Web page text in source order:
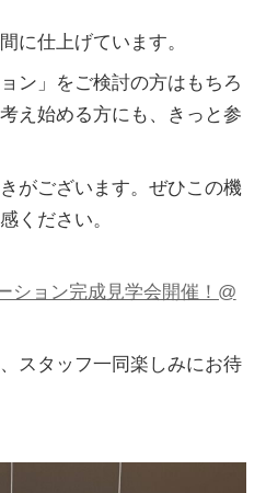
に仕上げています。
ン」をご検討の方はもちろ
え始める方にも、きっと参
がございます。ぜひこの機
ください。
ション完成見学会開催！@
スタッフ一同楽しみにお待